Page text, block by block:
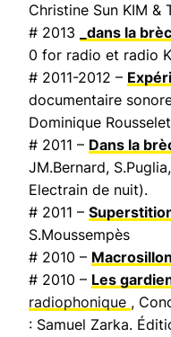
Christine Sun KIM &
# 2013
_dans la
0 for radio et radio
# 2011-2012 –
documentaire
Dominique
# 2011 – Dans la
JM.Bernard,
Electrain de nuit).
# 2011 –
S.Moussempès
# 2010 –
# 2010 – Les
radiophonique ,
: Samuel Zarka.